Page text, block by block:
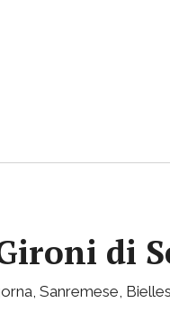
di
Sanremese,